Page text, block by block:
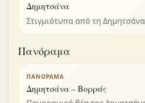
Δημητσάνα
Στιγμιότυπα από τη
Πανόραμα
ΠΑΝΌΡΑΜΑ
Δημητσάνα – Βορράς